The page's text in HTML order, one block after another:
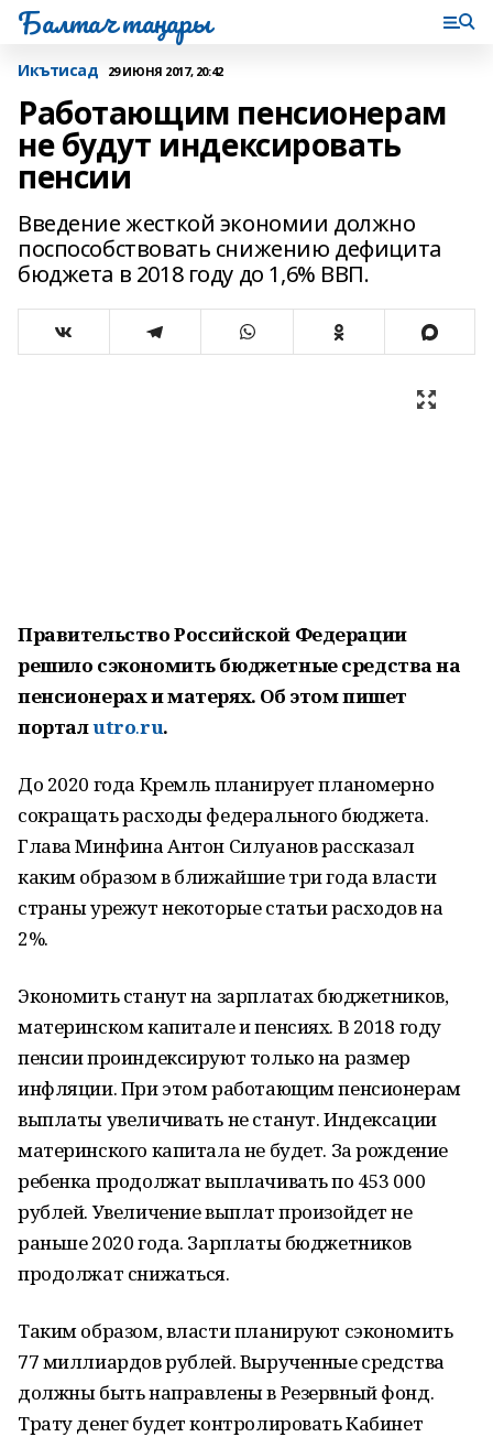
Балтач таңнары
Икътисад 29 ИЮНЯ 2017, 20:42
Работающим пенсионерам
не будут индексировать
пенсии
Введение жесткой экономии должно
поспособствовать снижению дефицита
бюджета в 2018 году до 1,6% ВВП.
Правительство Российской Федерации
решило сэкономить бюджетные средства на
пенсионерах и матерях. Об этом пишет
порталutro.ru.
До 2020 года Кремль планирует планомерно
сокращать расходы федерального бюджета.
Глава Минфина Антон Силуанов рассказал
каким образом в ближайшие три года власти
страны урежут некоторые статьи расходов на
2%.
Экономить станут на зарплатах бюджетников,
материнском капитале и пенсиях. В 2018 году
пенсии проиндексируют только на размер
инфляции. При этом работающим пенсионерам
выплаты увеличивать не станут. Индексации
материнского капитала не будет. За рождение
ребенка продолжат выплачивать по 453 000
рублей. Увеличение выплат произойдет не
раньше 2020 года. Зарплаты бюджетников
продолжат снижаться.
Таким образом, власти планируют сэкономить
77 миллиардов рублей. Вырученные средства
должны быть направлены в Резервный фонд.
Трату денег будет контролировать Кабинет